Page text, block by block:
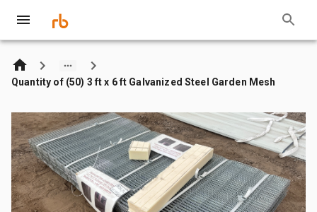
Quantity of (50) 3 ft x 6 ft Galvanized Steel Garden Mesh